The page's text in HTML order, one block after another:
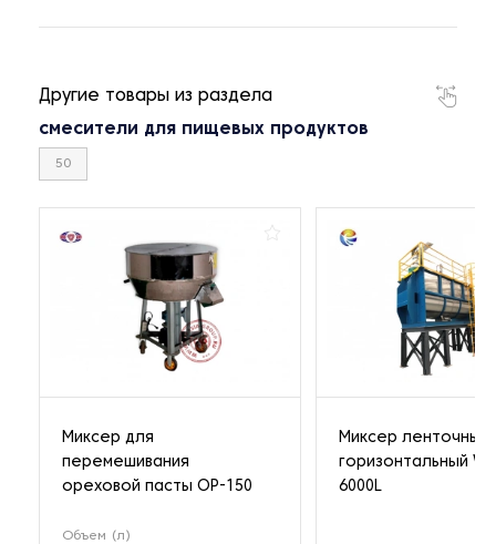
Другие товары из раздела
смесители для пищевых продуктов
50
Миксер для
перемешивания
ореховой пасты OP-150
Объем (л)
Миксер ленточный
горизонтальный
6000L